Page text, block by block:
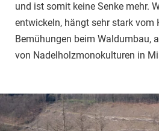
und ist somit keine Senke mehr.
entwickeln, hängt sehr stark vom
Bemühungen beim Waldumbau,
von Nadelholzmonokulturen in